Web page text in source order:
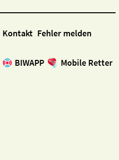
Kontakt Fehler melden
BIWAPP Mobile Retter